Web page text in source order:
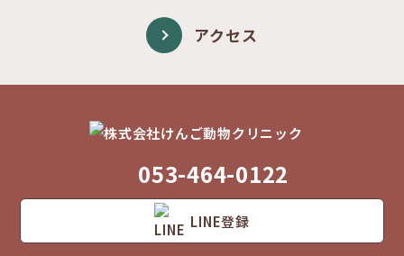
アクセス
053-464-0122
LINE登録